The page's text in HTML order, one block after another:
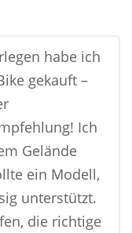
habe ich
gekauft –
Ich
Gelände
ein Modell,
unterstützt.
die richtige